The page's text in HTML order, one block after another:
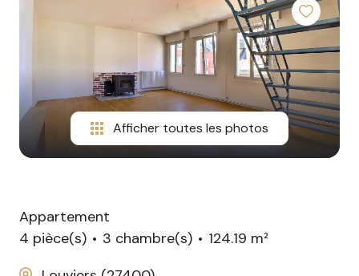
obligatoires
garantie
des
loyers
impayés
de
location
avis
partenaires
rejoindre
Afficher toutes les photos
Appartement
4 pièce(s)
3 chambre(s)
124.19 m²